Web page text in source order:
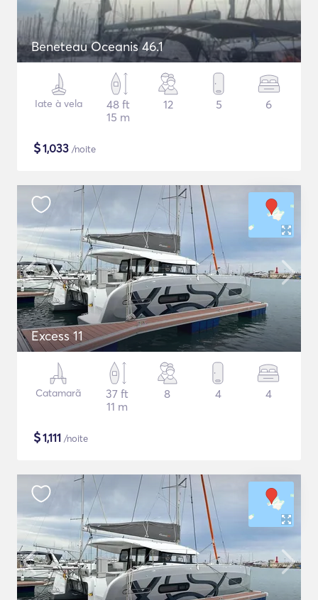
Beneteau Oceanis 46.1
Iate à vela
48 ft
15 m
12 5 6
$1,033 /noite
Excess 11
Catamarã
37 ft
11 m
8 4 4
$1,111 /noite